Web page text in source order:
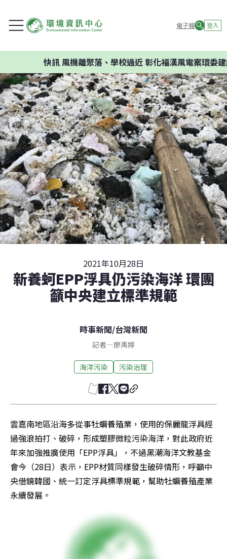
電子報 登入
風機離聚落、學校過近 彰化福漢風電案環委建議不應
2021年10月28日
新養蚵EPP浮具仍污染海洋 環團
籲中央建立標準規範
時事新聞/台灣新聞
記者—廖禹婷
海洋污染 污染治理
雲嘉南地區沿海多從事牡蠣養殖業，使用的保麗龍浮具經
過強浪拍打、破碎，形成塑膠微粒污染海洋，對此政府近
年來加強推廣使用「EPP浮具」，不過黑潮海洋文教基金
會今（28日）表示，EPP材質同樣發生破碎情形，呼籲中
央借鏡韓國、統一訂定浮具標準規範，幫助牡蠣養殖產業
永續發展。